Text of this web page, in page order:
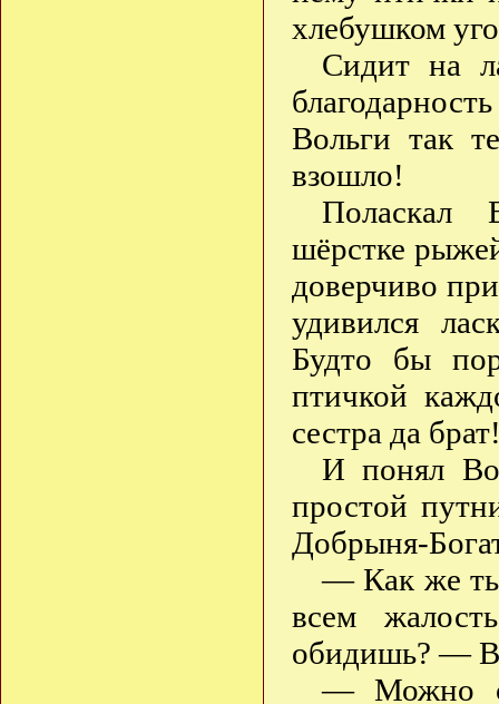
хлебушком
Сидит на
Вольги так
взошло!
Поласкал
шёрстке
доверчиво
удивился
Будто бы
птичкой
сестра да
И понял
простой
Добрыня-
— Как же ты
всем
обидишь? —
— Можно